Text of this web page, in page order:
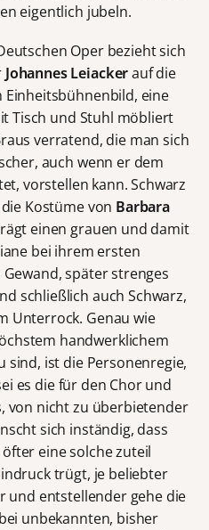
eigentlich jubeln.
Oper bezieht sich
Johannes Leiackerauf die
eine
Tisch und Stuhl möbliert
verratend, die man sich
auch wenn er dem
vorstellen kann. Schwarz
Kostüme von Barbara
einen grauen und damit
bei ihrem ersten
später strenges
schließlich auch Schwarz,
Unterrock. Genau wie
handwerklichem
sind, ist die Personenregie,
es die für den Chor und
von nicht zu überbietender
sich inständig, dass
eine solche zuteil
trügt, je beliebter
und entstellender gehe die
unbekannten, bisher